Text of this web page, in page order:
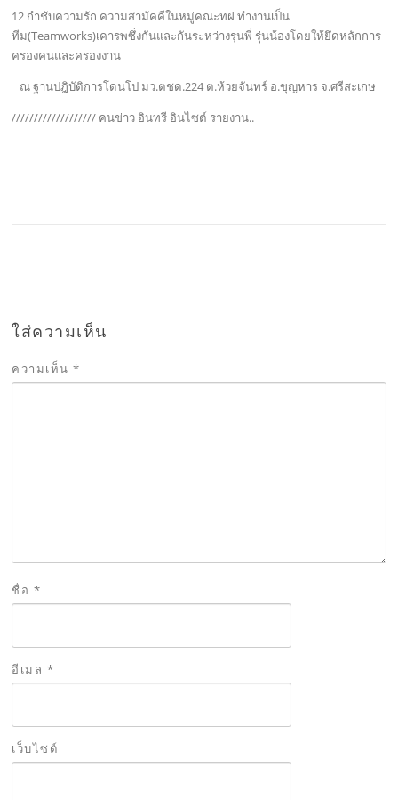
12 กำชับความรัก ความสามัคคีในหมู่คณะทฝ ทำงานเป็น
ทีม(Teamworks)เคารพซึ่งกันและกันระหว่างรุ่นพี่ รุ่นน้องโดยให้ยึดหลักการ
ครองคนและครองงาน
ณ ฐานปฎิบัติการโดนโป มว.ตชด.224 ต.ห้วยจันทร์ อ.ขุญหาร จ.ศรีสะเกษ
/////////////////// คนข่าว อินทรี อินไซต์ รายงาน..
ใส่ความเห็น
ความเห็น*
ชื่อ *
อีเมล *
เว็บไซต์